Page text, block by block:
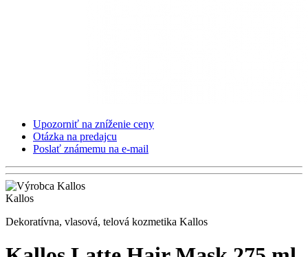
Upozorniť na zníženie ceny
Otázka na predajcu
Poslať známemu na e-mail
Kallos
Dekoratívna, vlasová, telová kozmetika Kallos